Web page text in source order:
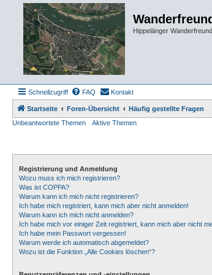
Hippelänger
Schnellzugriff FAQ Kontakt
Startseite Foren-Übersicht
Häufig gestellte Fragen
Unbeantwortete Themen
Aktive Themen
Registrierung und Anmeldung
Wozu muss ich mich registrieren?
Was ist COPPA?
Warum kann ich mich nicht registrieren?
Ich habe mich registriert, kann mich aber nicht anmelden!
Warum kann ich mich nicht anmelden?
Ich habe mich vor einiger Zeit registriert, kann mich aber nicht
Ich habe mein Passwort vergessen!
Warum werde ich automatisch abgemeldet?
Wozu ist die Funktion „Alle Cookies löschen“?